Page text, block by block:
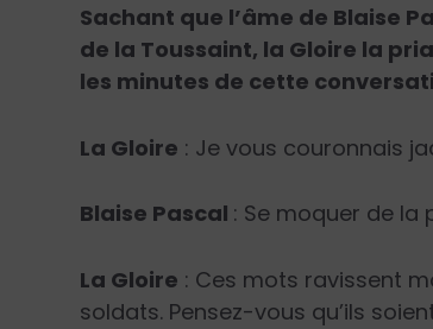
Sachant que l’âme de Blaise
de la Toussaint, la Gloire la
les minutes de cette
La Gloire : Je vous couronnais
Blaise Pascal : Se moquer de la
La Gloire : Ces mots ravissent
soldats. Pensez-vous qu’ils